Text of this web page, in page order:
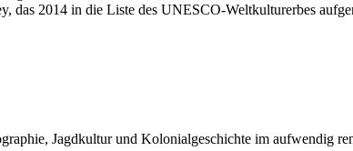
das 2014 in die Liste des UNESCO-Weltkulturerbes
Jagdkultur und Kolonialgeschichte im aufwendig